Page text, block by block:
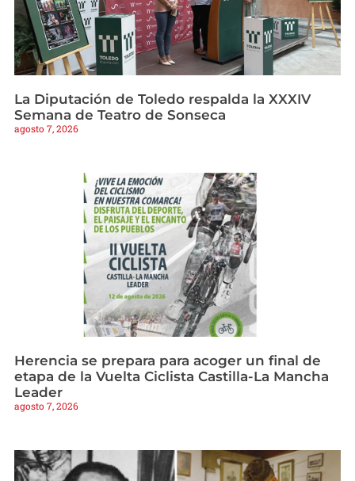
La Diputación de Toledo respalda la XXXIV
Semana de Teatro de Sonseca
agosto 7, 2026
Herencia se prepara para acoger un final de
etapa de la Vuelta Ciclista Castilla-La Mancha
Leader
agosto 7, 2026